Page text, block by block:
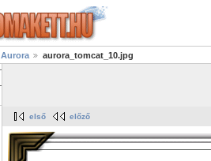
Aurora aurora_tomcat_10.jpg
első előző